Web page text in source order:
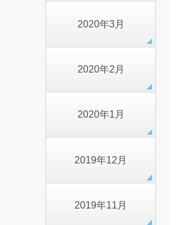
2020年3月
2020年2月
2020年1月
2019年12月
2019年11月